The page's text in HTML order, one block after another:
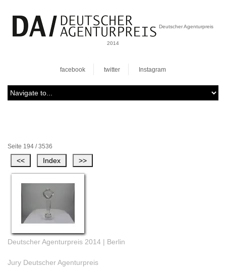
Deutscher Agenturpreis
2014
facebook twitter Instagram
Seite 194 / 3536
Deutscher Agenturpreis 2014 | Berlin
Jury Deutscher Agenturpreis